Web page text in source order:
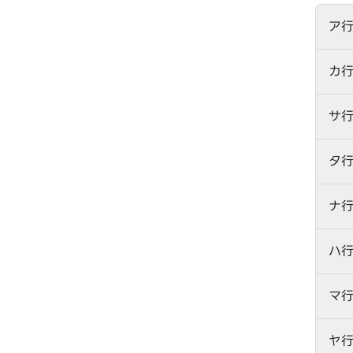
ア行
カ行
サ行
タ行
ナ行
ハ行
マ行
ヤ行